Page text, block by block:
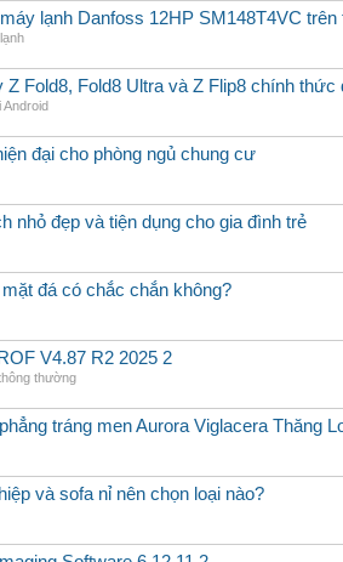
lạnh Danfoss 12HP SM148T4VC
Z Fold8, Fold8 Ultra và Z Flip8 chính
Android
đại cho phòng ngủ chung cư
nhỏ đẹp và tiện dụng cho gia đình trẻ
đá có chắc chắn không?
V4.87 R2 2025 2
thường
tráng men Aurora Viglacera Thăng
và sofa nỉ nên chọn loại nào?